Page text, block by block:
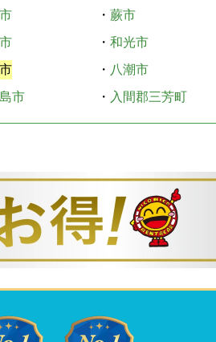
・ 蕨市
・ 和光市
・ 八潮市
市
・ 入間郡三芳町